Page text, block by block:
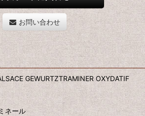
お問い合わせ
GEWURTZTRAMINER OXYDATIF
ネール